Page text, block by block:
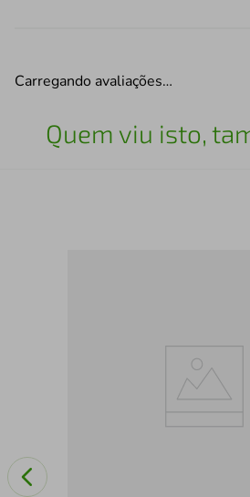
Carregando avaliações…
Quem viu isto,